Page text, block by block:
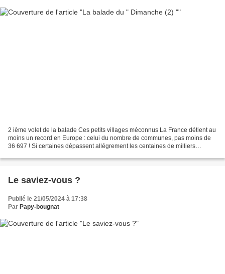
2 ième volet de la balade Ces petits villages méconnus La France détient au
moins un record en Europe : celui du nombre de communes, pas moins de
36 697 ! Si certaines dépassent allégrement les centaines de milliers
Le saviez-vous ?
Publié le 21/05/2024 à 17:38
Par Papy-bougnat